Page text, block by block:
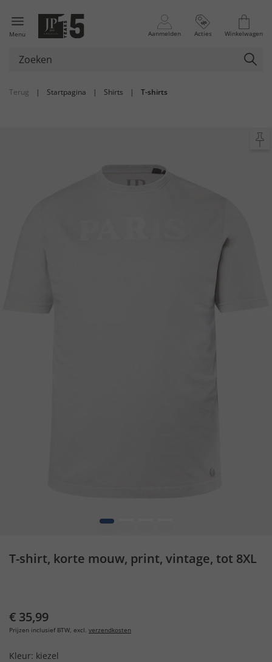
Menu Aanmelden Acties Winkelwagen
Terug | Startpagina | Shirts | T-shirts
1
T-shirt, korte mouw, print, vintage, tot 8XL
€ 35,99
Prijzen inclusief BTW, excl. verzendkosten
Kleur: kiezel